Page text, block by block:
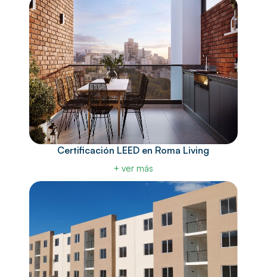
Certificación LEED en Roma Living
+ ver más